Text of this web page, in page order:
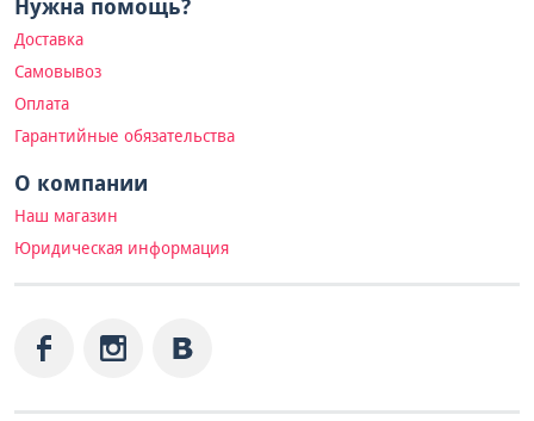
Нужна помощь?
Доставка
Самовывоз
Оплата
Гарантийные обязательства
О компании
Наш магазин
Юридическая информация